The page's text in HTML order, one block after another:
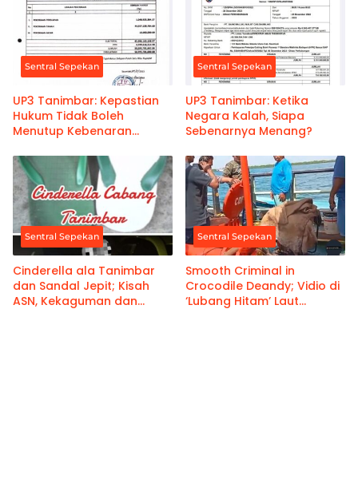
Sentral Sepekan
UP3 Tanimbar: Kepastian
Hukum Tidak Boleh
Menutup Kebenaran
Sentral Sepekan
UP3 Tanimbar: Ketika
Negara Kalah, Siapa
Sebenarnya Menang?
Sentral Sepekan
Cinderella ala Tanimbar
dan Sandal Jepit; Kisah
ASN, Kekaguman dan
Sentral Sepekan
Smooth Criminal in
Crocodile Deandy; Vidio di
‘Lubang Hitam’ Laut